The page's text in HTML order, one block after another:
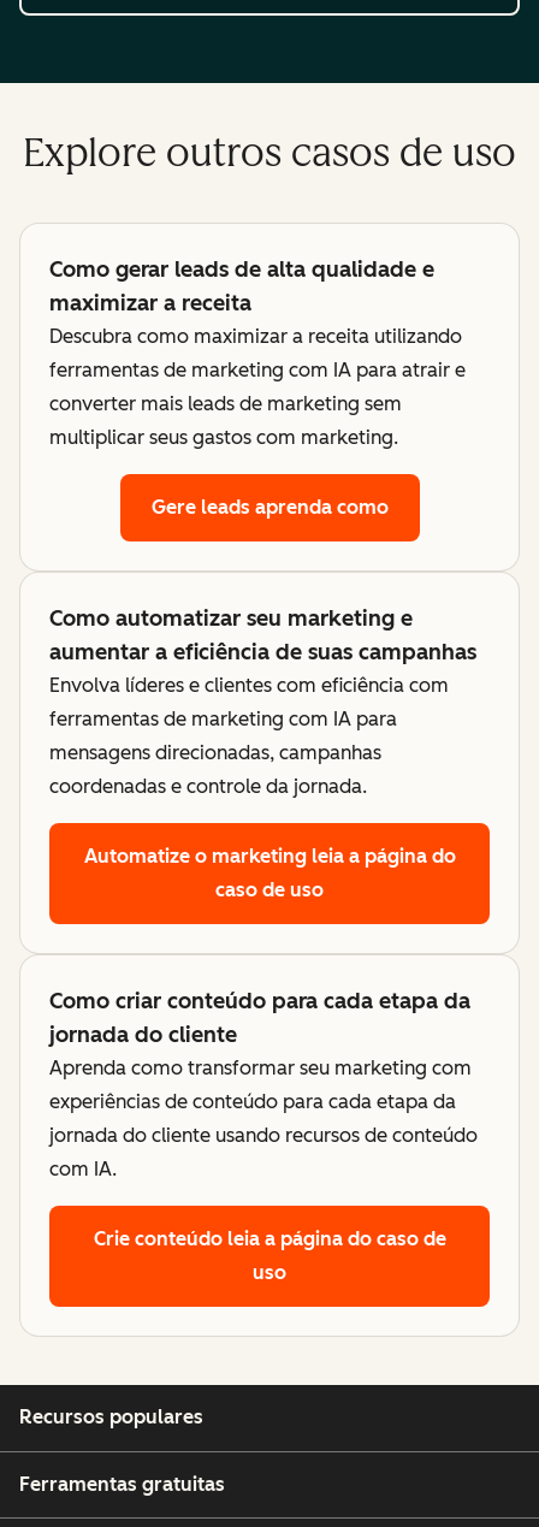
Explore outros casos de uso
Como gerar leads de alta qualidade e
maximizar a receita
Descubra como maximizar a receita utilizando
ferramentas de marketing com IA para atrair e
converter mais leads de marketing sem
multiplicar seus gastos com marketing.
Gere leads aprenda como
Como automatizar seu marketing e
aumentar a eficiência de suas campanhas
Envolva líderes e clientes com eficiência com
ferramentas de marketing com IA para
mensagens direcionadas, campanhas
coordenadas e controle da jornada.
Automatize o marketing leia a página do
caso de uso
Como criar conteúdo para cada etapa da
jornada do cliente
Aprenda como transformar seu marketing com
experiências de conteúdo para cada etapa da
jornada do cliente usando recursos de conteúdo
com IA.
Crie conteúdo leia a página do caso de
uso
Recursos populares
Ferramentas gratuitas